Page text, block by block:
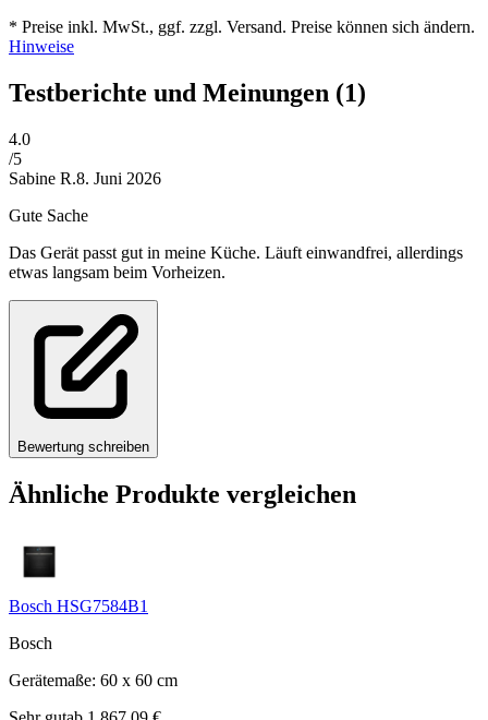
* Preise inkl. MwSt., ggf. zzgl. Versand. Preise können sich ändern.
Hinweise
Testberichte und Meinungen (1)
4.0
/5
Sabine R.8. Juni 2026
Gute Sache
Das Gerät passt gut in meine Küche. Läuft einwandfrei, allerdings
etwas langsam beim Vorheizen.
Bewertung schreiben
Ähnliche Produkte vergleichen
Bosch HSG7584B1
Bosch
Gerätemaße: 60 x 60 cm